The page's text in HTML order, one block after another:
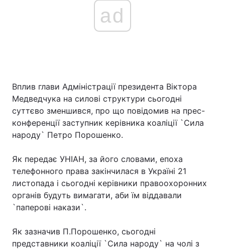
ad
Вплив глави Адміністрації президента Віктора
Медведчука на силові структури сьогодні
суттєво зменшився, про що повідомив на прес-
конференції заступник керівника коаліції `Сила
народу` Петро Порошенко.
Як передає УНІАН, за його словами, епоха
телефонного права закінчилася в Україні 21
листопада і сьогодні керівники правоохоронних
органів будуть вимагати, аби їм віддавали
`паперові накази`.
Як зазначив П.Порошенко, сьогодні
представники коаліції `Сила народу` на чолі з